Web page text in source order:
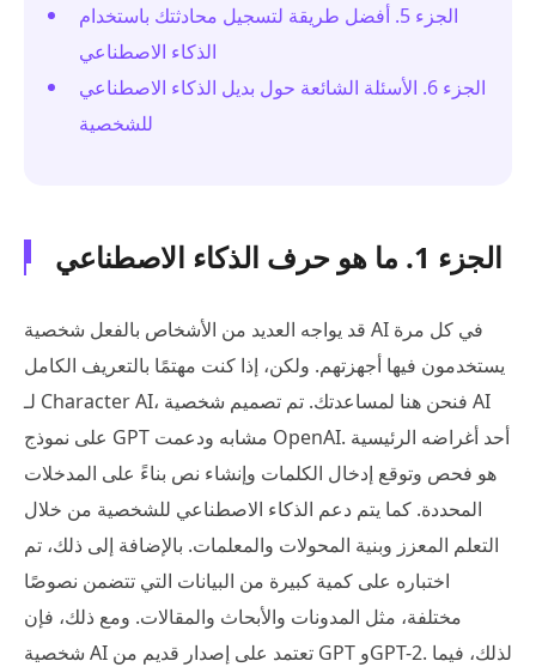
الجزء 5. أفضل طريقة لتسجيل محادثتك باستخدام
الذكاء الاصطناعي
الجزء 6. الأسئلة الشائعة حول بديل الذكاء الاصطناعي
للشخصية
الجزء 1. ما هو حرف الذكاء الاصطناعي
قد يواجه العديد من الأشخاص بالفعل شخصية AI في كل مرة
يستخدمون فيها أجهزتهم. ولكن، إذا كنت مهتمًا بالتعريف الكامل
لـ Character AI، فنحن هنا لمساعدتك. تم تصميم شخصية AI
على نموذج GPT مشابه ودعمت OpenAI. أحد أغراضه الرئيسية
هو فحص وتوقع إدخال الكلمات وإنشاء نص بناءً على المدخلات
المحددة. كما يتم دعم الذكاء الاصطناعي للشخصية من خلال
التعلم المعزز وبنية المحولات والمعلمات. بالإضافة إلى ذلك، تم
اختباره على كمية كبيرة من البيانات التي تتضمن نصوصًا
مختلفة، مثل المدونات والأبحاث والمقالات. ومع ذلك، فإن
شخصية AI تعتمد على إصدار قديم من GPT وGPT-2. لذلك، فيما